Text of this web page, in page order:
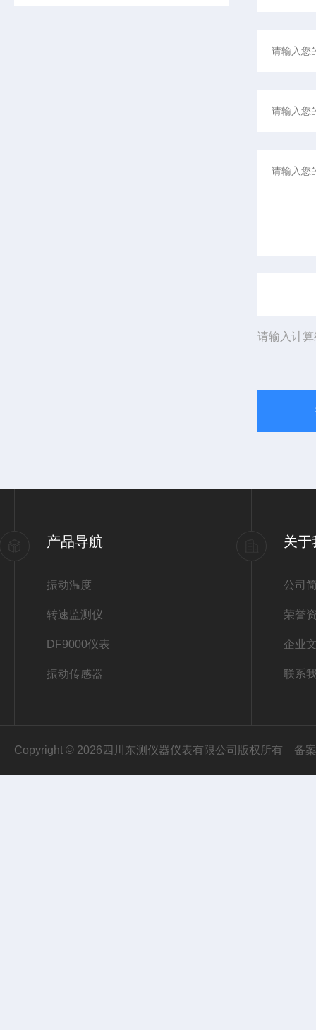
请输入计
产品导航
振动温度
转速监测仪
DF9000仪表
振动传感器
关于
公司
荣誉
企业
联系
Copyright © 2026四川东测仪器仪表有限公司版权所有 备